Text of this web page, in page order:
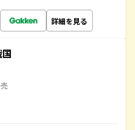
詳細を見る